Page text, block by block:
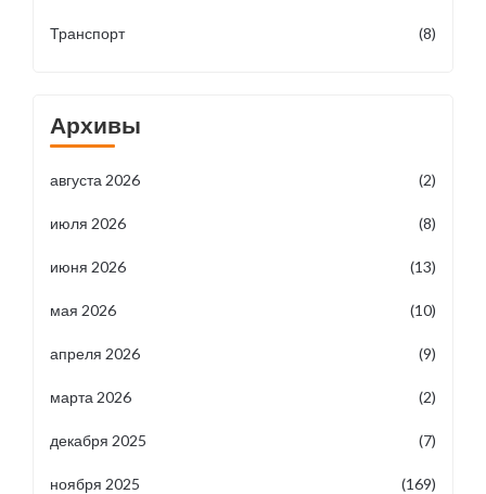
Транспорт (8)
Архивы
августа 2026 (2)
июля 2026 (8)
июня 2026 (13)
мая 2026 (10)
апреля 2026 (9)
марта 2026 (2)
декабря 2025 (7)
ноября 2025 (169)